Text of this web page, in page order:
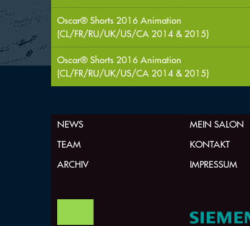
Oscar® Shorts 2016 Animation
(CL/FR/RU/UK/US/CA 2014 & 2015)
Oscar® Shorts 2016 Animation
(CL/FR/RU/UK/US/CA 2014 & 2015)
NEWS MEIN SALON
TEAM
KONTAKT
ARCHIV
IMPRESSUM